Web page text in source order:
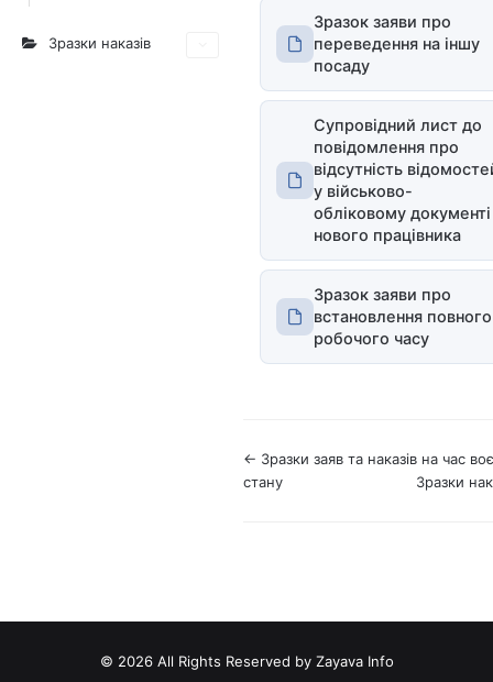
Зразки наказів
Зразок заяви про
переведення на іншу
посаду
Супровідний лист до
повідомлення про
відсутність
у військово-
обліковому документі
нового працівника
Зразок заяви про
встановлення повного
робочого часу
Н
← Зразки заяв та наказів на час
стану
Зразки
© 2026 All Rights Reserved by Zayava Info